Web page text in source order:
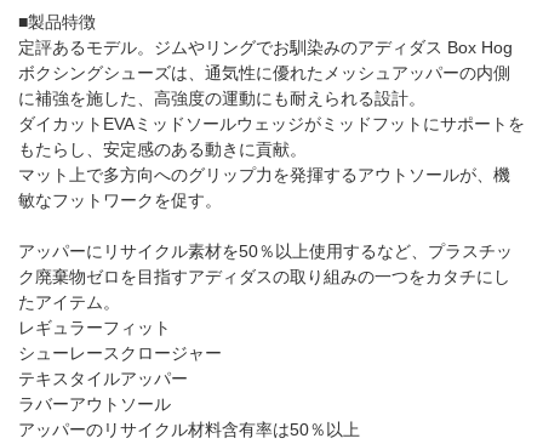
■製品特徴
定評あるモデル。ジムやリングでお馴染みのアディダス Box Hog
ボクシングシューズは、通気性に優れたメッシュアッパーの内側
に補強を施した、高強度の運動にも耐えられる設計。
ダイカットEVAミッドソールウェッジがミッドフットにサポートを
もたらし、安定感のある動きに貢献。
マット上で多方向へのグリップ力を発揮するアウトソールが、機
敏なフットワークを促す。
アッパーにリサイクル素材を50％以上使用するなど、プラスチッ
ク廃棄物ゼロを目指すアディダスの取り組みの一つをカタチにし
たアイテム。
レギュラーフィット
シューレースクロージャー
テキスタイルアッパー
ラバーアウトソール
アッパーのリサイクル材料含有率は50％以上